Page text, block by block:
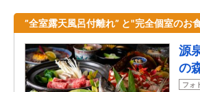
”全室露天風呂付離れ” と"完全個室のお
源
の
フォ